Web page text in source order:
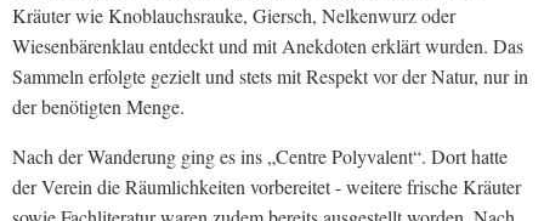
Kräuter wie Knoblauchsrauke, Giersch, Nelkenwurz oder
Wiesenbärenklau entdeckt und mit Anekdoten erklärt wurden. Das
Sammeln erfolgte gezielt und stets mit Respekt vor der Natur, nur in
der benötigten Menge.
Nach der Wanderung ging es ins „Centre Polyvalent“. Dort hatte
der Verein die Räumlichkeiten vorbereitet - weitere frische Kräuter